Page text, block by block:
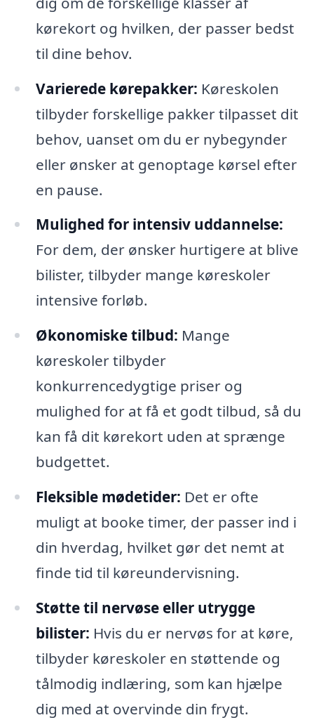
kørekort og hvilken, der passer bedst
til dine behov.
Varierede kørepakker: Køreskolen
tilbyder forskellige pakker tilpasset dit
behov, uanset om du er nybegynder
eller ønsker at genoptage kørsel efter
en pause.
Mulighed for intensiv uddannelse:
For dem, der ønsker hurtigere at blive
bilister, tilbyder mange køreskoler
intensive forløb.
Økonomiske tilbud: Mange
køreskoler tilbyder
konkurrencedygtige priser og
mulighed for at få et godt tilbud, så du
kan få dit kørekort uden at sprænge
budgettet.
Fleksible mødetider: Det er ofte
muligt at booke timer, der passer ind i
din hverdag, hvilket gør det nemt at
finde tid til køreundervisning.
Støtte til nervøse eller utrygge
bilister: Hvis du er nervøs for at køre,
tilbyder køreskoler en støttende og
tålmodig indlæring, som kan hjælpe
dig med at overvinde din frygt.